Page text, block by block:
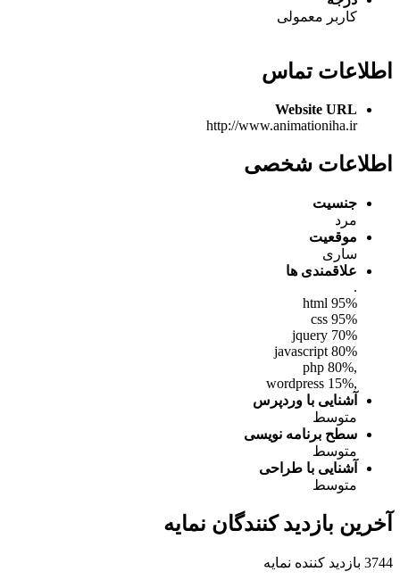
کاربر معمولی
تماس
Website URL
http://www.animationiha.ir
شخصی
جنسیت
موقعیت
ساری
علاقمندی ها
html 95%
95% css
70% jquery
80% javascript
آشنایی با وردپرس
متوسط
سطح برنامه نویسی
متوسط
آشنایی با طراحی
متوسط
بازدید کنندگان نمایه
نمایه